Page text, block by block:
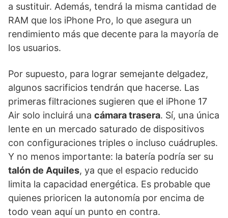
a sustituir. Además, tendrá la misma cantidad de
RAM que los iPhone Pro, lo que asegura un
rendimiento más que decente para la mayoría de
los usuarios.
Por supuesto, para lograr semejante delgadez,
algunos sacrificios tendrán que hacerse. Las
primeras filtraciones sugieren que el iPhone 17
Air solo incluirá una cámara trasera. Sí, una única
lente en un mercado saturado de dispositivos
con configuraciones triples o incluso cuádruples.
Y no menos importante: la batería podría ser su
talón de Aquiles, ya que el espacio reducido
limita la capacidad energética. Es probable que
quienes prioricen la autonomía por encima de
todo vean aquí un punto en contra.